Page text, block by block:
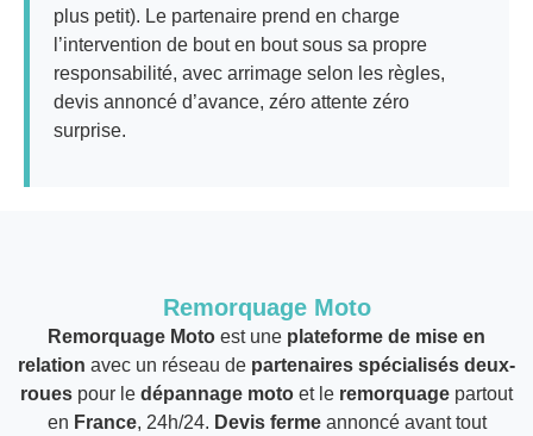
plus petit). Le partenaire prend en charge
l’intervention de bout en bout sous sa propre
responsabilité, avec arrimage selon les règles,
devis annoncé d’avance, zéro attente zéro
surprise.
Remorquage Moto
Remorquage Moto est une plateforme de mise en
relation avec un réseau de partenaires spécialisés deux-
roues pour le dépannage moto et le remorquage partout
en France, 24h/24. Devis fermeannoncé avant tout